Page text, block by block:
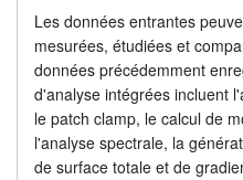
Les données entrantes
mesurées, étudiées et
données précédemment
d'analyse intégrées incluent
le patch clamp, le calcul de
l'analyse spectrale, la
de surface totale et de